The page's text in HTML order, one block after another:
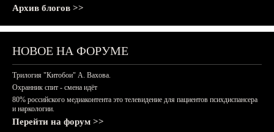
Архив блогов >>
НОВОЕ НА ФОРУМЕ
Трилогия "Китобои" А. Вахова.
Охранник спит - смена идёт
80% российского медиаконтента это телевидение для пациентов психдиспансера
и наркологии.
Перейти на форум >>